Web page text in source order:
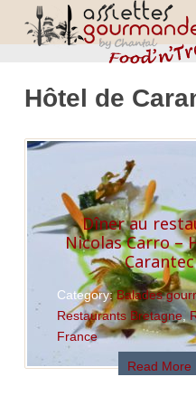
Hôtel de
Dîner au
Nicolas Carro –
Carantec
Category:Balades
Restaurants Bretagne,
France
Read More